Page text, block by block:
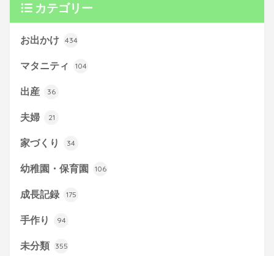
カテゴリー
お出かけ 434
マタニティ 104
出産 36
夫婦 21
家づくり 34
幼稚園・保育園 106
成長記録 175
手作り 94
未分類 355